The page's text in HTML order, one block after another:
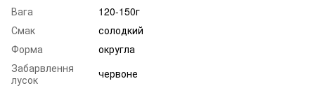
Вага
120-150г
Смак
солодкий
Форма
округла
Забарвлення
лусок
червоне